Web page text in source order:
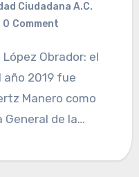
Ciudadana A.C.
0 Comment
año 2019 fue
Manero como
General de la…